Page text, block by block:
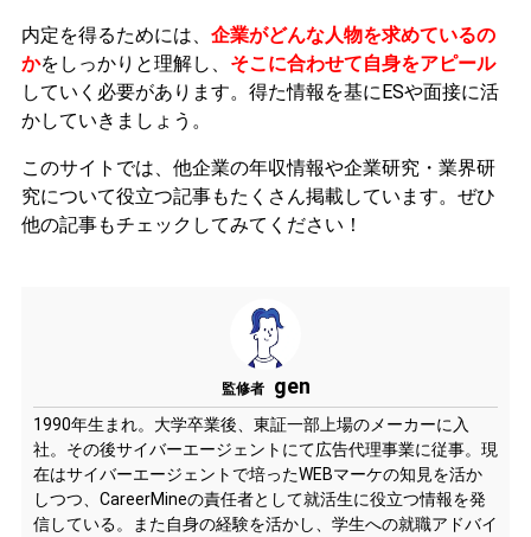
内定を得るためには、 企業がどんな人物を求めているの
かをしっかりと理解し、 そこに合わせて自身をアピール
していく必要があります。 得た情報を基にESや面接に活
かしていきましょう。
このサイトでは、他企業の年収情報や企業研究・業界研
究について役立つ記事もたくさん掲載しています。ぜひ
他の記事もチェックしてみてください！
監修者 gen
1990年生まれ。大学卒業後、東証一部上場のメーカーに入
社。その後サイバーエージェントにて広告代理事業に従事。現
在はサイバーエージェントで培ったWEBマーケの知見を活か
しつつ、CareerMineの責任者として就活生に役立つ情報を発
信している。また自身の経験を活かし、学生への就職アドバイ